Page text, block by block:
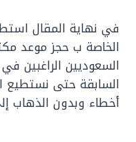
في نهاية المقال
الخاصة ب حجز موعد
السعوديين الراغبين
السابقة حتى نستطيع
أخطاء وبدون الذهاب